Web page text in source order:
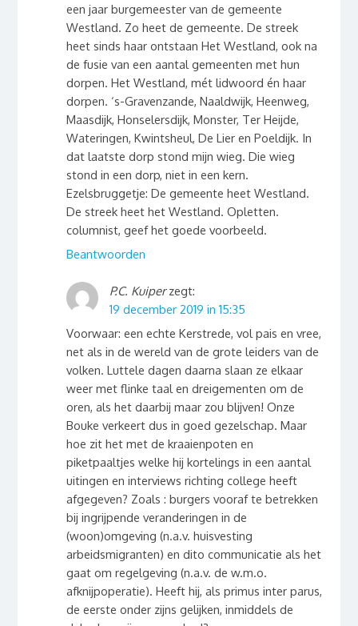
een jaar burgemeester van de gemeente
Westland. Zo heet de gemeente. De streek
heet sinds haar ontstaan Het Westland, ook na
de fusie van een aantal gemeenten met hun
dorpen. Het Westland, mét lidwoord én haar
dorpen. ‘s-Gravenzande, Naaldwijk, Heenweg,
Maasdijk, Honselersdijk, Monster, Ter Heijde,
Wateringen, Kwintsheul, De Lier en Poeldijk. In
dat laatste dorp stond mijn wieg. Die wieg
stond in een dorp, niet in een kern.
Ezelsbruggetje: De gemeente heet Westland.
De streek heet het Westland. Opletten.
columnist, geef het goede voorbeeld.
Beantwoorden
P.C. Kuiper zegt:
19 december 2019 in 15:35
Voorwaar: een echte Kerstrede, vol pais en vree,
net als in de wereld van de grote leiders van de
volken. Luttele dagen daarna slaan ze elkaar
weer met flinke taal en dreigementen om de
oren, als het daarbij maar zou blijven! Onze
Bouke verkeert dus in goed gezelschap. Maar
hoe zit het met de kraaienpoten en
piketpaaltjes welke hij kortelings in een aantal
uitingen en interviews richting college heeft
afgegeven? Zoals : burgers vooraf te betrekken
bij ingrijpende veranderingen in de
(woon)omgeving (n.a.v. huisvesting
arbeidsmigranten) en dito communicatie als het
gaat om regelgeving (n.a.v. de w.m.o.
afknijpoperatie). Heeft hij, als primus inter parus,
de eerste onder zijns gelijken, inmiddels de